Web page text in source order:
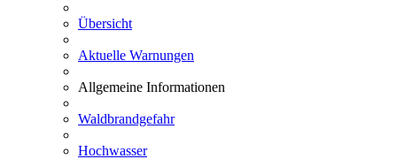
Übersicht
Aktuelle Warnungen
Allgemeine Informationen
Waldbrandgefahr
Hochwasser